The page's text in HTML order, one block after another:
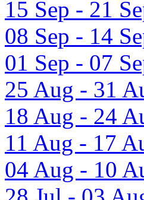
15 Sep - 21
08 Sep - 14
01 Sep - 07
25 Aug - 31
18 Aug - 24
11 Aug - 17
04 Aug - 10